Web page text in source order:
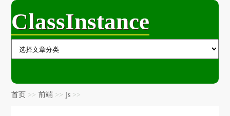
ClassInstance
首页 前端 js